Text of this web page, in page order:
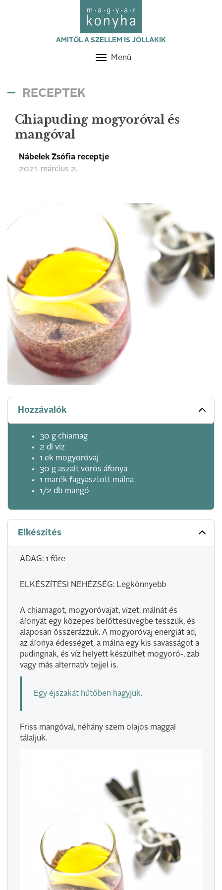
AMITŐL A SZELLEM IS JÓLLAKIK
Toggle
Menü
RECEPTEK
Chiapuding mogyoróval és
mangóval
Nábelek Zsófia receptje
2021. március 2.
Hozzávalók
30 g chiamag
2 dl víz
1 ek mogyoróvaj
30 g aszalt vörös áfonya
1 marék fagyasztott málna
1/2 db mangó
Elkészítés
ADAG: 1 főre
ELKÉSZÍTÉSI NEHÉZSÉG: Legkönnyebb
A chiamagot, mogyoróvajat, vizet, málnát és
áfonyát egy közepes befőttesüvegbe tesszük, és
alaposan összerázzuk. A mogyoróvaj energiát ad,
az áfonya édességet, a málna egy kis savasságot a
pudingnak, és víz helyett készülhet mogyoró-, zab
vagy más alternatív tejjel is.
Egy éjszakát hűtőben hagyjuk.
Friss mangóval, néhány szem olajos maggal
tálaljuk.